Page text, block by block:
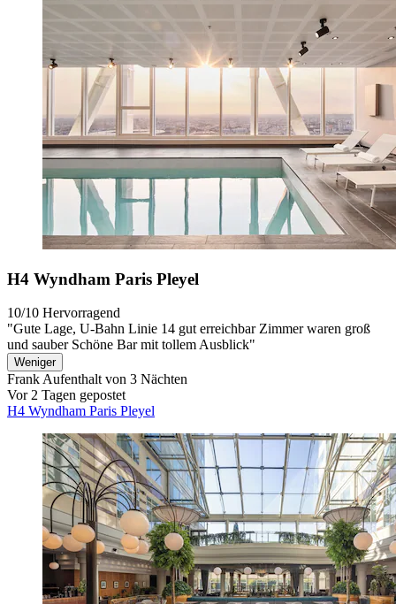
H4 Wyndham Paris Pleyel
10/10 Hervorragend
"Gute Lage, U-Bahn Linie 14 gut erreichbar Zimmer waren groß
und sauber Schöne Bar mit tollem Ausblick"
Weniger
Frank Aufenthalt von 3 Nächten
Vor 2 Tagen gepostet
H4 Wyndham Paris Pleyel